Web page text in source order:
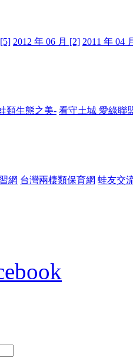
2012 年 06 月 [2] 2011 年 04
類生態之美- 看守土城 愛綠聯
網 台灣兩棲類保育網 蛙友交